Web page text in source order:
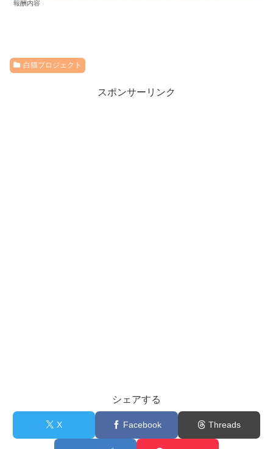
報酬内容
白猫プロジェクト
スポンサーリンク
シェアする
X Facebook Threads